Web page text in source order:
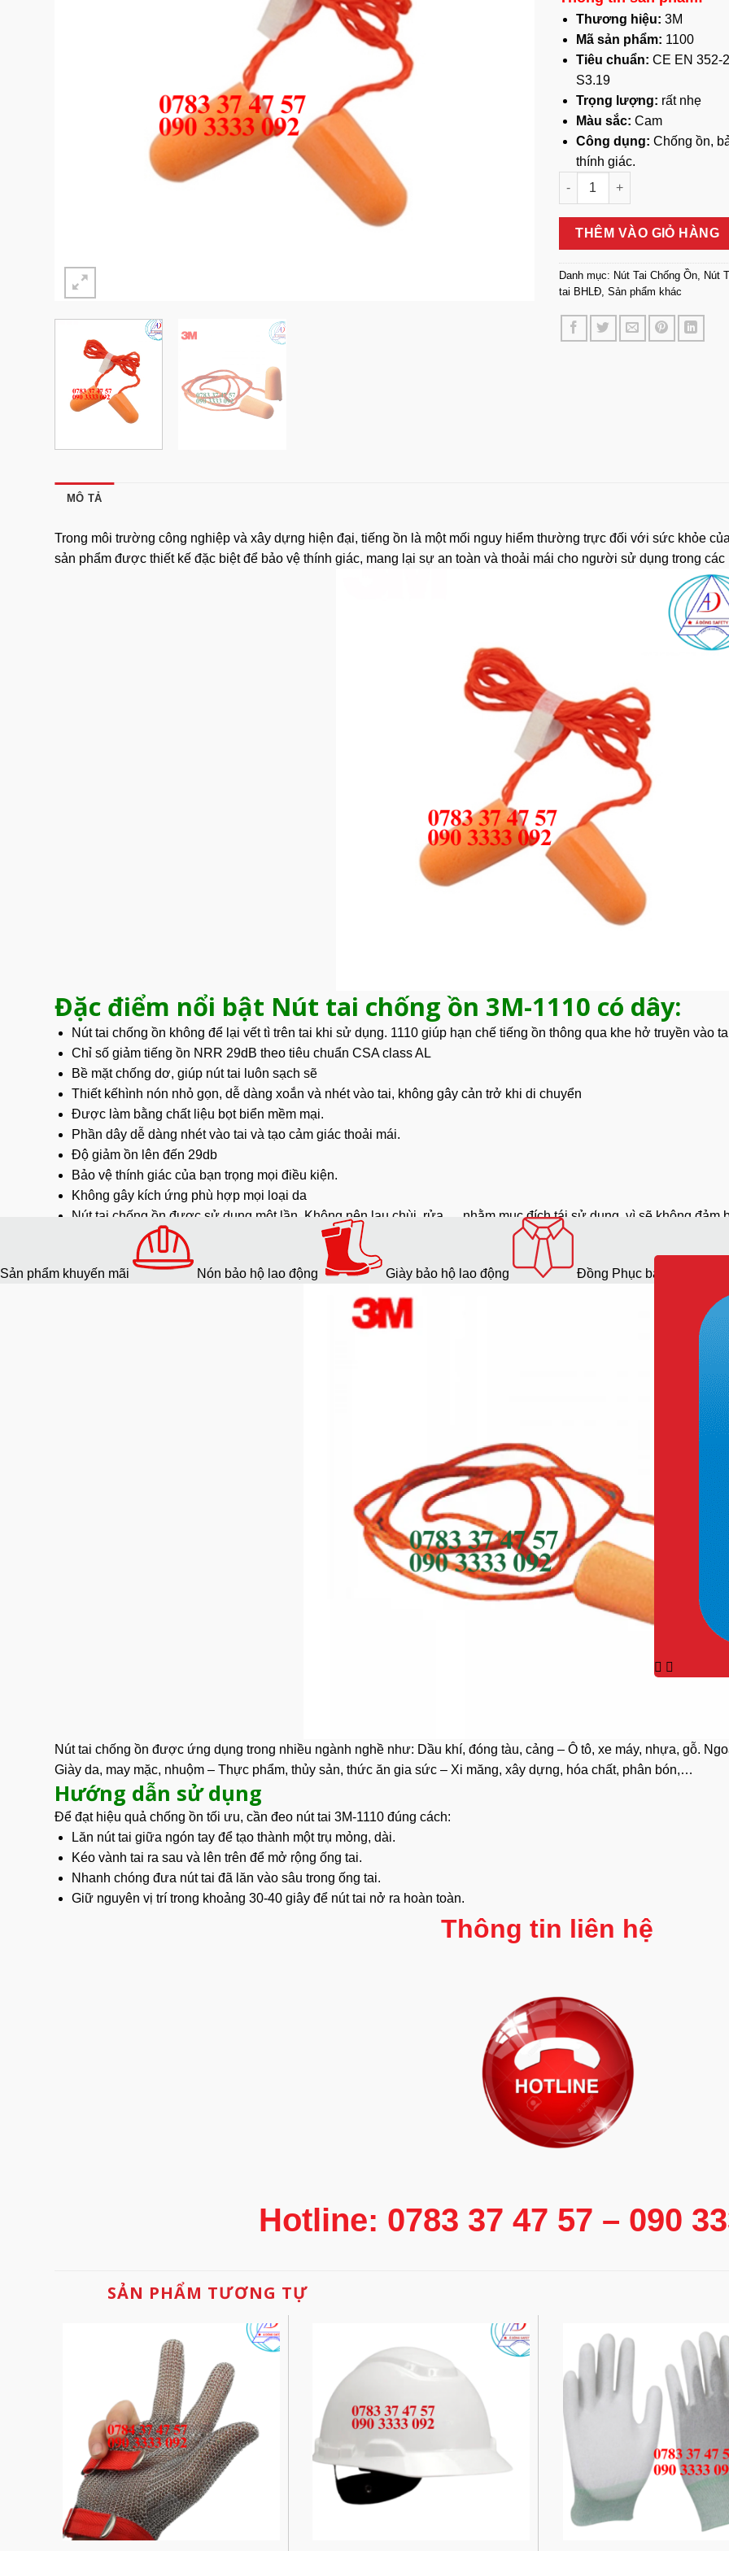
Thương hiệu: 3M
Mã sản phẩm: 1100
Tiêu chuẩn: CE EN 352-
S3.19
Trọng lượng: rất nhẹ
Màu sắc: Cam
Công dụng: Chống ồn,
thính giác.
Nút Tai Chống Ồn 3M-1110
THÊM VÀO GIỎ HÀNG
Danh mục: Nút Tai Chống Ồn
Nút
tai BHLĐ Sản phẩm khác
MÔ TẢ
Trong môi trường công nghiệp và xây dựng hiện đại, tiếng ồn là một mối nguy hiểm thường trực đối với sức khỏe
sản phẩm được thiết kế đặc biệt để bảo vệ thính giác, mang lại sự an toàn và thoải mái cho người sử dụng trong
Đặc điểm nổi bật Nút tai chống ồn 3M-1110 có dây:
Nút tai chống ồn không để lại vết tì trên tai khi sử dụng. 1110 giúp hạn chế tiếng ồn thông qua khe hở truyền vào
Chỉ số giảm tiếng ồn NRR 29dB theo tiêu chuẩn CSA class AL
Bề mặt chống dơ, giúp nút tai luôn sạch sẽ
Thiết kếhình nón nhỏ gọn, dễ dàng xoắn và nhét vào tai, không gây cản trở khi di chuyển
Được làm bằng chất liệu bọt biển mềm mại.
Phần dây dễ dàng nhét vào tai và tạo cảm giác thoải mái.
Độ giảm ồn lên đến 29db
Bảo vệ thính giác của bạn trọng mọi điều kiện.
Không gây kích ứng phù hợp mọi loại da
Nút tai chống ồn được sử dụng một lần. Không nên lau chùi, rửa,… nhằm mục đích tái sử dụng, vì sẽ không đảm
Ứng dụng của sản phẩm:
Nút tai chống ồn được ứng dụng trong nhiều ngành nghề như: Dầu khí, đóng tàu, cảng – Ô tô, xe máy, nhựa, gỗ.
Giày da, may mặc, nhuộm – Thực phẩm, thủy sản, thức ăn gia sức – Xi măng, xây dựng, hóa chất, phân bón,…
Hướng dẫn sử dụng
Để đạt hiệu quả chống ồn tối ưu, cần đeo nút tai 3M-1110 đúng cách:
Lăn nút tai giữa ngón tay để tạo thành một trụ mỏng, dài.
Kéo vành tai ra sau và lên trên để mở rộng ống tai.
Nhanh chóng đưa nút tai đã lăn vào sâu trong ống tai.
Giữ nguyên vị trí trong khoảng 30-40 giây để nút tai nở ra hoàn toàn.
Thông tin liên hệ
Hotline: 0783 37 47 57 – 090
SẢN PHẨM TƯƠNG TỰ
Sản phẩm khuyến mãi Nón bảo hộ lao động Giày bảo hộ lao động Đồng Phục bảo hộ lao